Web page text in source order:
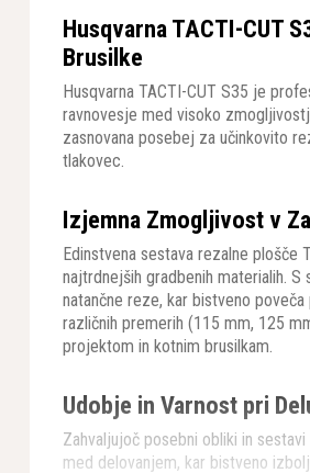
Husqvarna TACTI-CUT
Brusilke
Husqvarna TACTI-CUT S35 je
ravnovesje med visoko
zasnovana posebej za učinkovito
tlakovec.
Izjemna Zmogljivost v
Edinstvena sestava rezalne plošče
najtrdnejših gradbenih materialih.
natančne reze, kar bistveno
različnih premerih (115 mm, 125
projektom in kotnim brusilkam.
Udobje in Varnost pri
Zahvaljujoč posebni obliki in
med delovanjem, kar bistveno